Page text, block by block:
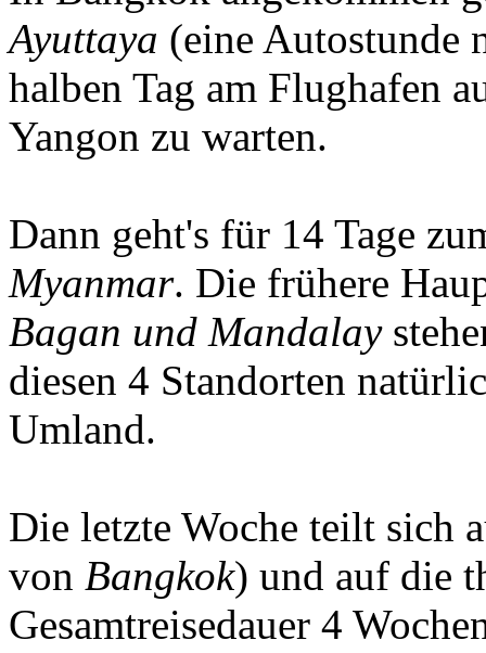
Ayuttaya (eine Autostunde
halben Tag am Flughafen
Yangon zu warten.
Dann geht's für 14 Tage
Myanmar. Die frühere
Bagan und Mandalay
diesen 4 Standorten
Umland.
Die letzte Woche teilt sich
von Bangkok) und auf die
Gesamtreisedauer 4